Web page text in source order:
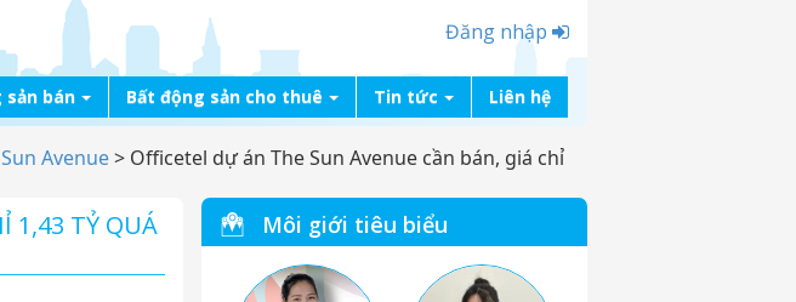
Đăng nhập
sản bán Bất động sản cho thuê Tin tức Liên hệ
Avenue> Officetel dự án The Sun Avenue cần bán, giá chỉ
1,43 TỶ QUÁ
Môi giới tiêu biểu